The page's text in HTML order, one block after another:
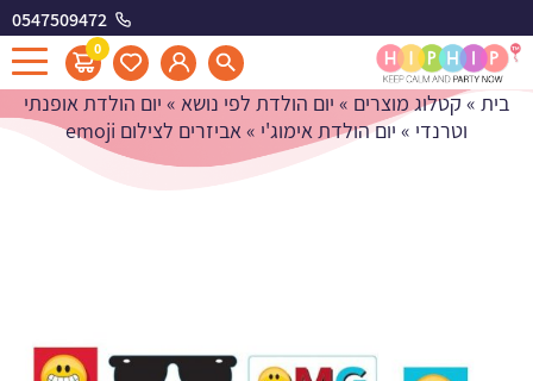
0547509472
0 אביזרים לצילום emoji
בית »קטלוג מוצרים » יום הולדת לפי נושא » יום הולדת אופנתי
וטרנדי » יום הולדת אימוג'י »אביזרים לצילום emoji